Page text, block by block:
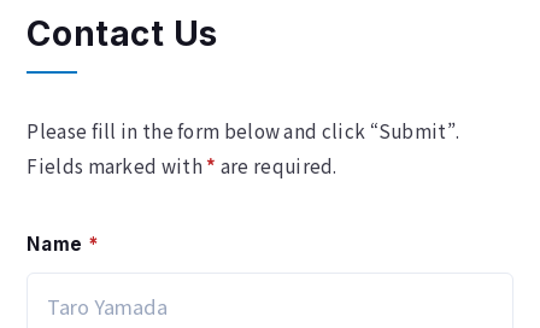
Contact Us
Please fill in the form below and click “Submit”.
Fields marked with * are required.
Name *